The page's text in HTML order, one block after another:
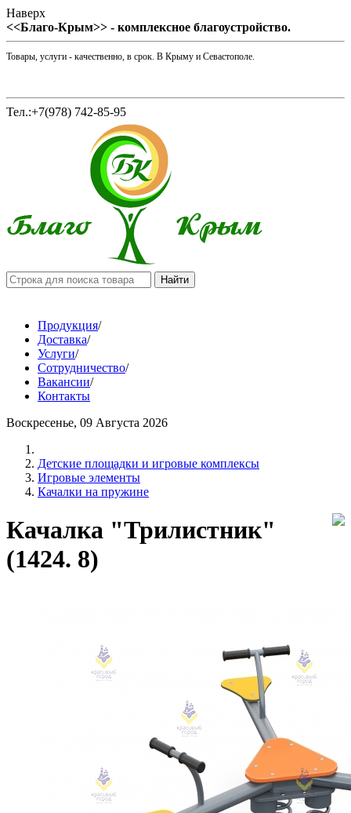
Наверх
<<Благо-Крым>> - комплексное благоустройство.
Товары, услуги - качественно, в срок. В Крыму и Севастополе.
Тел.:+7(978) 742-85-95
Продукция/
Доставка/
Услуги/
Сотрудничество/
Вакансии/
Контакты
Воскресенье, 09 Августа 2026
Детские площадки и игровые комплексы
Игровые элементы
Качалки на пружине
Качалка "Трилистник"
(1424. 8)